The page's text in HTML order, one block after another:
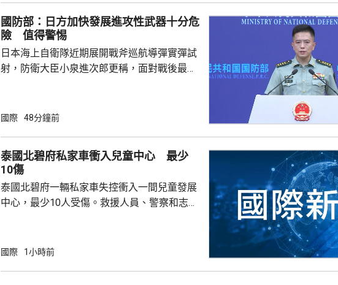
恐行動為背景的「雄鷹突擊-2024」陸軍聯合
訓練。至於「神鷹」系列對上一次...
國防部：日方加快發展進攻性武器十分危
險 值得警惕
日本海上自衛隊近期展開戰斧巡航導彈實彈試
射，防衛大臣小泉進次郎更稱，面對戰後最嚴
批評日方加快發展進攻性武器的動向日益猖
守防衛規制，加速推進再軍事化的藉口。 陳曦
說，真正威脅日本安全、地區和平穩定的，恰
恰是日本國內謀求擴軍備武、加速再軍事化...
國際 48分鐘前
泰國北碧府私家車衝入兒童中心 最少
10傷
泰國北碧府一輛私家車失控衝入一間兒童發展
中心，最少10人受傷。救援人員、警察和志願
國際 1小時前